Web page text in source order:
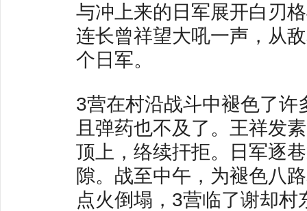
与冲上来的日军展开白刃
连长曾祥望大吼一声，从
个日军。
3营在村沿战斗中褪色了
且弹药也不及了。王祥发
顶上，络续扞拒。日军逐
隙。战至中午，为褪色八
点火倒塌，3营临了谢却